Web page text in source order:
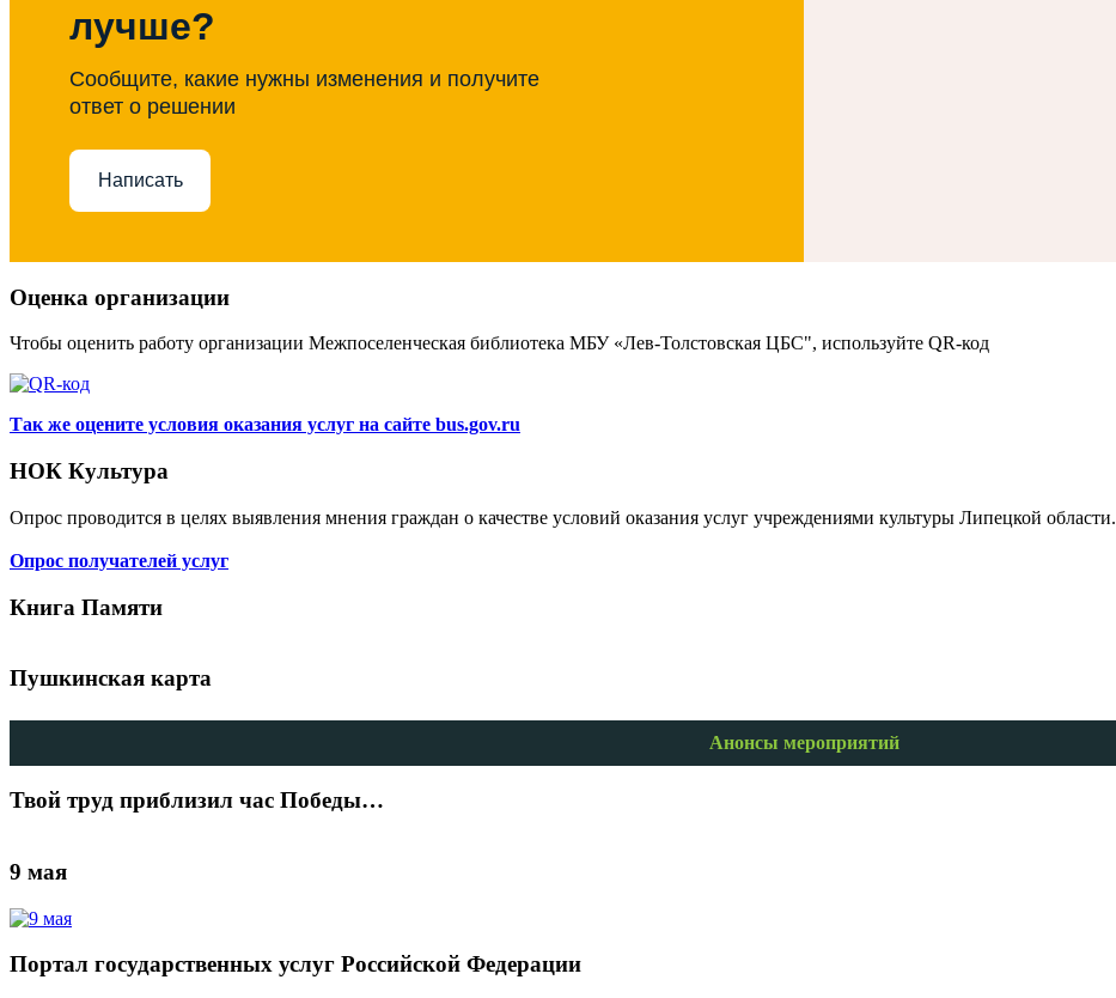
лучше?
Сообщите, какие нужны изменения и получите
ответ о решении
Написать
Оценка организации
Чтобы оценить работу организации Межпоселенческая библиотека МБУ «Лев-Толстовская ЦБС", используйте QR-код
Так же оцените условия оказания услуг на сайте bus.gov.ru
НОК Культура
Опрос проводится в целях выявления мнения граждан о качестве условий оказания услуг учреждениями культуры Липецкой области.
Опрос получателей услуг
Книга Памяти
Пушкинская карта
Анонсы мероприятий
Твой труд приблизил час Победы…
9 мая
Портал государственных услуг Российской Федерации